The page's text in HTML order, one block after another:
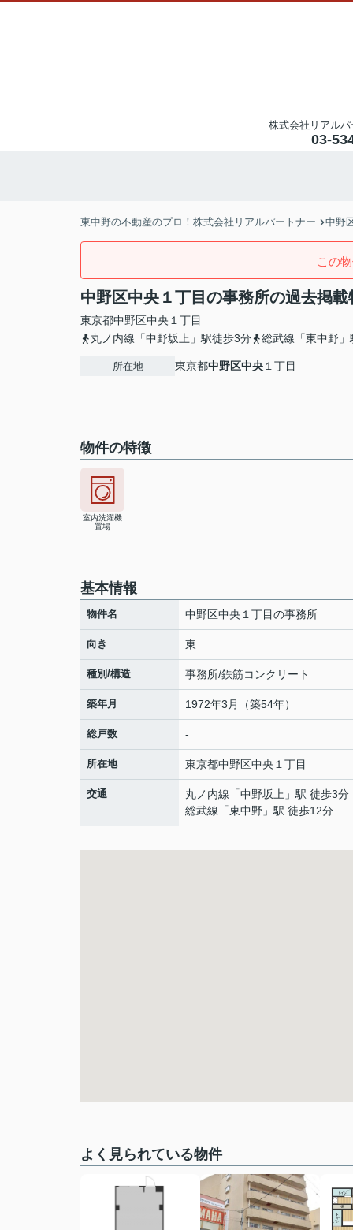
株式会社リアル
03-
東中野の不動産のプロ！株式会社リアルパートナー 中野
この
中野区中央１丁目の事務所の過去掲載
東京都中野区中央 １丁目
丸ノ内線「中野坂上」駅徒歩3分
総武線「東中野
所在地 東京都中野区中央 １丁目
物件の特徴
室内洗濯機
置場
基本情報
物件名 中野区中央１丁目の事務所
向き 東
種別/構造 事務所/鉄筋コンクリート
築年月 1972年3月（築54年）
総戸数 -
所在地 東京都中野区中央 １丁目
交通 丸ノ内線 「中野坂上 」駅 徒歩3分
総武線 「東中野 」駅 徒歩12分
よく見られている物件